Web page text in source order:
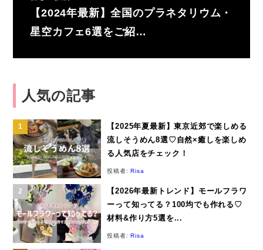
【2024年最新】全国のプラネタリウム・
星空カフェ6選をご紹…
人気の記事
【2025年夏最新】東京近郊で楽しめる
流しそうめん8選♡自然×癒しを楽しめ
る人気店をチェック！
投稿者:Risa
【2026年最新トレンド】モールフラワ
ーって知ってる？100均でも作れる♡
材料&作り方5選を...
投稿者:Risa